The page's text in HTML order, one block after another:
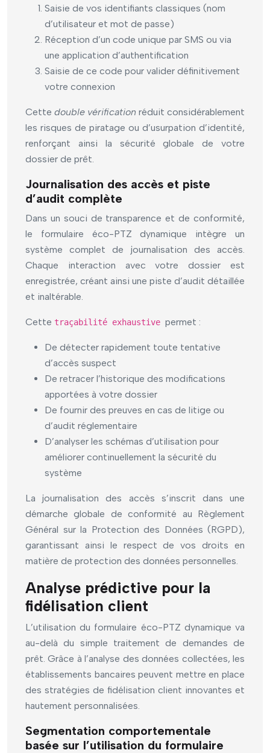
Saisie de vos identifiants classiques (nom
d’utilisateur et mot de passe)
Réception d’un code unique par SMS ou via
une application d’authentification
Saisie de ce code pour valider définitivement
votre connexion
Cette double vérification réduit considérablement
les risques de piratage ou d’usurpation d’identité,
renforçant ainsi la sécurité globale de votre
dossier de prêt.
Journalisation des accès et piste
d’audit complète
Dans un souci de transparence et de conformité,
le formulaire éco-PTZ dynamique intègre un
système complet de journalisation des accès.
Chaque interaction avec votre dossier est
enregistrée, créant ainsi une piste d’audit détaillée
et inaltérable.
Cette traçabilité exhaustive permet :
De détecter rapidement toute tentative
d’accès suspect
De retracer l’historique des modifications
apportées à votre dossier
De fournir des preuves en cas de litige ou
d’audit réglementaire
D’analyser les schémas d’utilisation pour
améliorer continuellement la sécurité du
système
La journalisation des accès s’inscrit dans une
démarche globale de conformité au Règlement
Général sur la Protection des Données (RGPD),
garantissant ainsi le respect de vos droits en
matière de protection des données personnelles.
Analyse prédictive pour la
fidélisation client
L’utilisation du formulaire éco-PTZ dynamique va
au-delà du simple traitement de demandes de
prêt. Grâce à l’analyse des données collectées, les
établissements bancaires peuvent mettre en place
des stratégies de fidélisation client innovantes et
hautement personnalisées.
Segmentation comportementale
basée sur l’utilisation du formulaire